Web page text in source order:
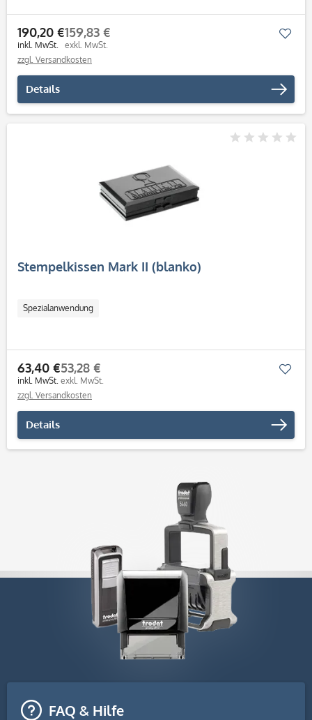
190,20 €
inkl. MwSt.
159,83 €
exkl. MwSt.
zzgl. Versandkosten
Details
Stempelkissen Mark II (blanko)
Spezialanwendung
63,40 €
inkl. MwSt.
53,28 €
exkl. MwSt.
zzgl. Versandkosten
Details
FAQ & Hilfe